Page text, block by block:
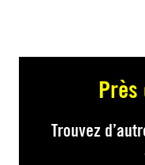
Près
Trouvez